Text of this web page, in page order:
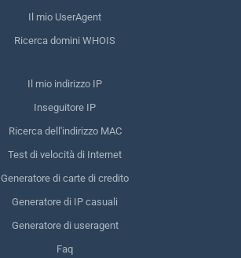
Il mio UserAgent
Ricerca domini WHOIS
Il mio indirizzo IP
Inseguitore IP
Ricerca dell'indirizzo MAC
Test di velocità di Internet
Generatore di carte di credito
Generatore di IP casuali
Generatore di useragent
Faq